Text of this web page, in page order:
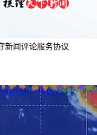
新闻评论服务协议